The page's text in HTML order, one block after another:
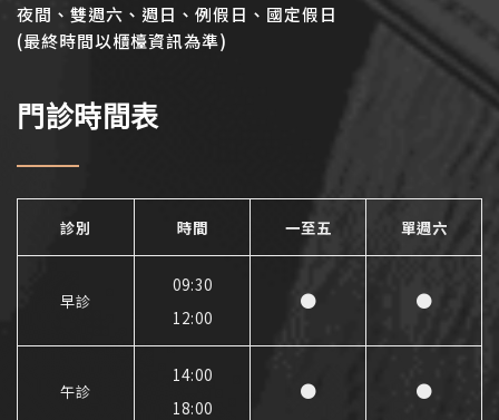
夜間、雙週六、週日、例假日、國定假日
(最終時間以櫃檯資訊為準)
門診時間表
診別 時間 一至五 單週六
早診
09:30
12:00
● ●
午診
14:00
18:00
● ●